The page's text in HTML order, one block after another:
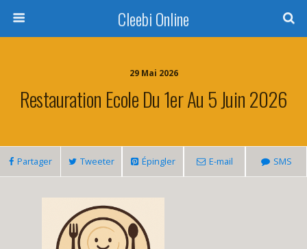
Cleebi Online
29 Mai 2026
Restauration Ecole Du 1er Au 5 Juin 2026
Partager Tweeter Épingler E-mail SMS